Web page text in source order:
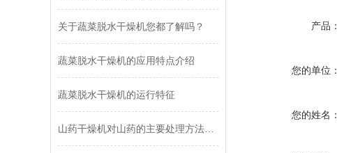
关于蔬菜脱水干燥机您都了解吗？
蔬菜脱水干燥机的应用特点介绍
蔬菜脱水干燥机的运行特征
产品：
您的单位：
您的姓名：